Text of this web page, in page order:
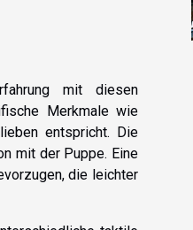
mit diesen
Merkmale wie
entspricht. Die
mit der Puppe. Eine
die leichter